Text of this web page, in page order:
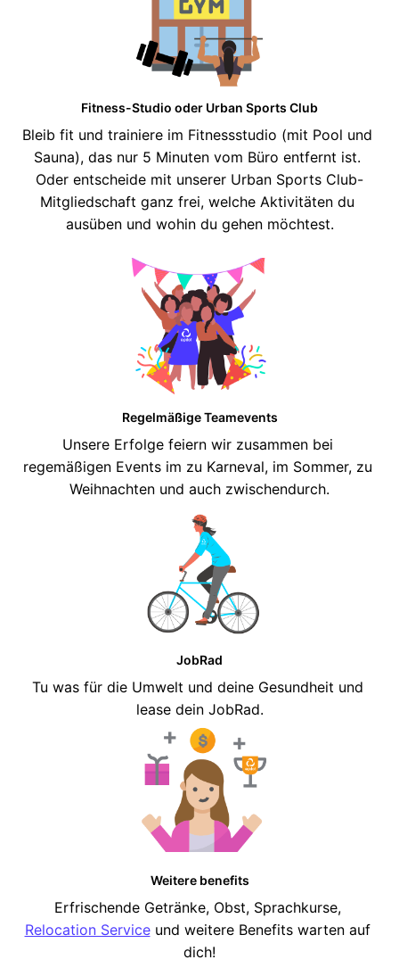
Fitness-Studio oder Urban Sports Club
Bleib fit und trainiere im Fitnessstudio (mit Pool und
Sauna), das nur 5 Minuten vom Büro entfernt ist.
Oder entscheide mit unserer Urban Sports Club-
Mitgliedschaft ganz frei, welche Aktivitäten du
Regelmäßige Teamevents
Unsere Erfolge feiern wir zusammen bei
regemäßigen Events im zu Karneval, im Sommer, zu
Weihnachten und auch zwischendurch.
JobRad
Tu was für die Umwelt und deine Gesundheit und
lease dein JobRad.
Weitere benefits
Erfrischende Getränke, Obst, Sprachkurse,
Relocation Service und weitere Benefits warten auf
dich!